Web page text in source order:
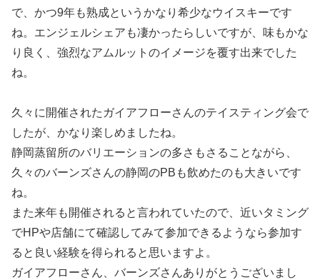
で、かつ9年も熟成というかなり希少なウイスキーです
ね。エンジェルシェアも凄かったらしいですが、味もかな
り良く、強烈なアムルットのイメージを覆す出来でした
ね。
久々に開催されたガイアフローさんのテイスティング会で
したが、かなり楽しめましたね。
静岡蒸留所のバリエーションの多さもさることながら、
久々のバーンズさんの静岡のPBも飲めたのも大きいです
ね。
また来年も開催されると言われていたので、近いタミング
でHPや店舗にて確認してみて参加できるようなら参加す
ると良い経験を得られると思いますよ。
ガイアフローさん、バーンズさんありがとうございまし